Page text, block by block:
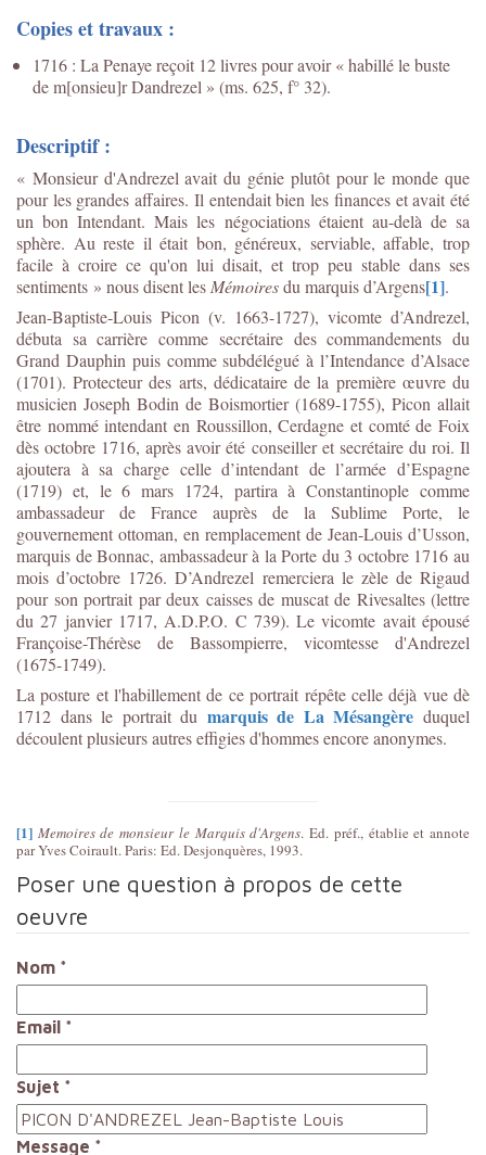
Copies et travaux :
1716 : La Penaye reçoit 12 livres pour avoir « habillé le buste
de m[onsieu]r Dandrezel » (ms. 625, f° 32).
Descriptif :
« Monsieur d'Andrezel avait du génie plutôt pour le monde que
pour les grandes affaires. Il entendait bien les finances et avait été
un bon Intendant. Mais les négociations étaient au-delà de sa
sphère. Au reste il était bon, généreux, serviable, affable, trop
facile à croire ce qu'on lui disait, et trop peu stable dans ses
sentiments » nous disent les Mémoiresdu marquis d’Argens[1].
Jean-Baptiste-Louis Picon (v. 1663-1727), vicomte d’Andrezel,
débuta sa carrière comme secrétaire des commandements du
Grand Dauphin puis comme subdélégué à l’Intendance d’Alsace
(1701). Protecteur des arts, dédicataire de la première œuvre du
musicien Joseph Bodin de Boismortier (1689-1755), Picon allait
être nommé intendant en Roussillon, Cerdagne et comté de Foix
dès octobre 1716, après avoir été conseiller et secrétaire du roi. Il
ajoutera à sa charge celle d’intendant de l’armée d’Espagne
(1719) et, le 6 mars 1724, partira à Constantinople comme
ambassadeur de France auprès de la Sublime Porte, le
gouvernement ottoman, en remplacement de Jean-Louis d’Usson,
marquis de Bonnac, ambassadeur à la Porte du 3 octobre 1716 au
mois d’octobre 1726. D’Andrezel remerciera le zèle de Rigaud
pour son portrait par deux caisses de muscat de Rivesaltes (lettre
du 27 janvier 1717, A.D.P.O. C 739). Le vicomte avait épousé
Françoise-Thérèse de Bassompierre, vicomtesse d'Andrezel
(1675-1749).
La posture et l'habillement de ce portrait répête celle déjà vue dè
1712 dans le portrait du marquis de La Mésangère duquel
découlent plusieurs autres effigies d'hommes encore anonymes.
[1] Memoires de monsieur le Marquis d'Argens. Ed. préf., établie et annote
par Yves Coirault. Paris: Ed. Desjonquères, 1993.
Poser une question à propos de cette
oeuvre
Nom *
Email *
Sujet *
Message *